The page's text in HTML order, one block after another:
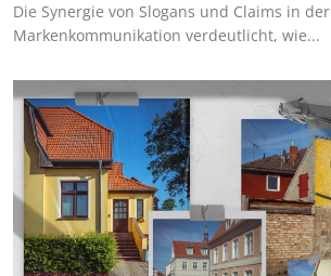
Die Synergie von Slogans und Claims in der
Markenkommunikation verdeutlicht, wie...